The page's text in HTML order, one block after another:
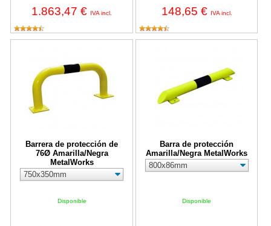
1.863,47 € IVA incl. 148,65 € IVA incl.
Barrera de protección de
76Ø Amarilla/Negra
MetalWorks
Disponible
Barra de protección
Amarilla/Negra MetalWorks
Disponible